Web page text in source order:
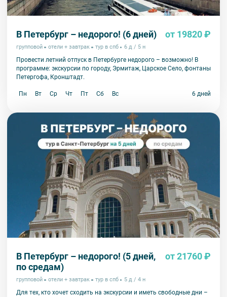
В Петербург – недорого! (6 дней) от 19820 ₽
групповой отели + завтрак тур в спб 6 д / 5 н
Провести летний отпуск в Петербурге недорого – возможно! В
программе: экскурсии по городу, Эрмитаж, Царское Село, фонтаны
Петергофа, Кронштадт.
Пн Вт Ср Чт Пт Сб Вс 6 дней
В Петербург – недорого! (5 дней,
по cредам)
от 21760 ₽
групповой отели + завтрак тур в спб 5 д / 4 н
Для тех, кто хочет сходить на экскурсии и иметь свободные дни –